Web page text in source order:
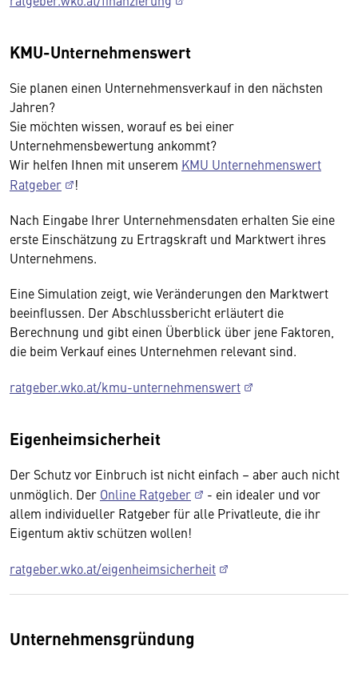
KMU-Unternehmenswert
Sie planen einen Unternehmensverkauf in den nächsten
Jahren?
Sie möchten wissen, worauf es bei einer
Unternehmensbewertung ankommt?
Wir helfen Ihnen mit unserem KMU Unternehmenswert
Ratgeber
!
Nach Eingabe Ihrer Unternehmensdaten erhalten Sie eine
erste Einschätzung zu Ertragskraft und Marktwert ihres
Unternehmens.
Eine Simulation zeigt, wie Veränderungen den Marktwert
beeinflussen. Der Abschlussbericht erläutert die
Berechnung und gibt einen Überblick über jene Faktoren,
die beim Verkauf eines Unternehmen relevant sind.
ratgeber.wko.at/kmu-unternehmenswert
Eigenheimsicherheit
Der Schutz vor Einbruch ist nicht einfach – aber auch nicht
unmöglich. Der Online Ratgeber
- ein idealer und vor
allem individueller Ratgeber für alle Privatleute, die ihr
Eigentum aktiv schützen wollen!
ratgeber.wko.at/eigenheimsicherheit
Unternehmensgründung